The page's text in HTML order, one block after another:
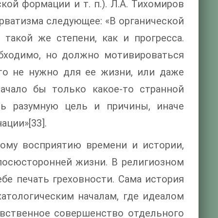
формации и т. п.). Л.A. Тихомиров
следующее: «В органической
же степени, как и прогресса.
но должно мотивироваться
не нужно для ее жизни, или даже
бы только какое-то странной
разумную цель и причины, иначе
восприятию времени и истории,
жизни. В религиозном
печать греховности. Сама история
началам, где идеалом
совершенство отдельного